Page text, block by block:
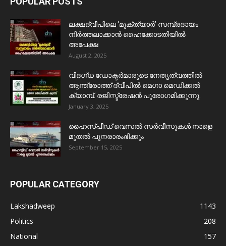
ലക്ഷദ്വീപിലെ ‘മുക്ത്യാർ’ സമ്പ്രദായം
നിർത്തലാക്കാൻ ഹൈക്കോടതിയിൽ
അപേക്ഷ
August 2, 2025
വിദഗ്ധ ഡോക്ടർമാരുടെ നേതൃത്വത്തിൽ
ആന്ത്രോത്ത് ദ്വീപിൽ മെഗാ മെഡിക്കൽ
ക്യാമ്പ്. രജിസ്ട്രേഷൻ പുരോഗമിക്കുന്നു.
January 3, 2025
ഹൈസ്പീഡ് വെസൽ സർവീസുകൾ നാളെ
മുതൽ പുനരാരംഭിക്കും
September 15, 2025
POPULAR CATEGORY
Lakshadweep
1143
Politics
208
National
157